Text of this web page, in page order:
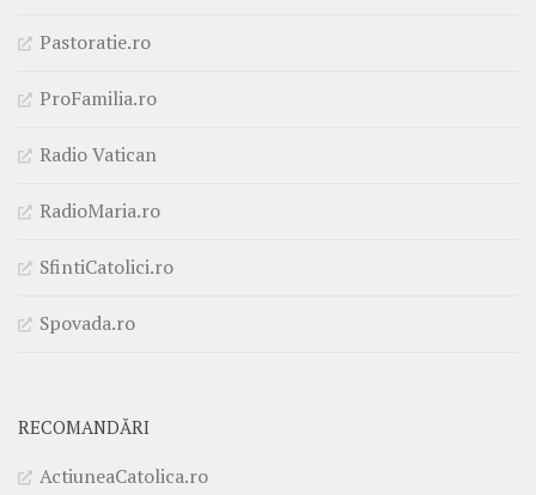
Pastoratie.ro
ProFamilia.ro
Radio Vatican
RadioMaria.ro
SfintiCatolici.ro
Spovada.ro
RECOMANDĂRI
ActiuneaCatolica.ro